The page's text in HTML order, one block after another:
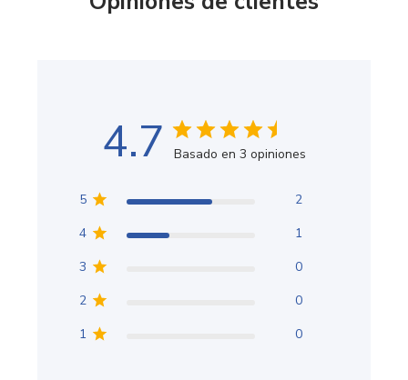
4.7 Basado en 3 opiniones
5
2
4
1
3
0
2
0
1
0